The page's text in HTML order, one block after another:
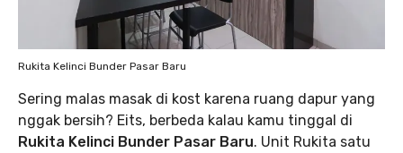
Rukita Kelinci Bunder Pasar Baru
Sering malas masak di kost karena ruang dapur yang
nggak bersih? Eits, berbeda kalau kamu tinggal di
Rukita Kelinci Bunder Pasar Baru. Unit Rukita satu